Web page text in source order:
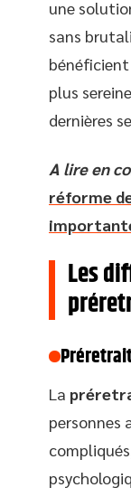
une
sans
plus
dernières
A lire en
réforme
Les
La
personnes